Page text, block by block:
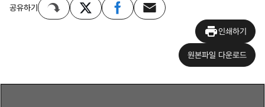
공유하기
인쇄하기
원본파일 다운로드